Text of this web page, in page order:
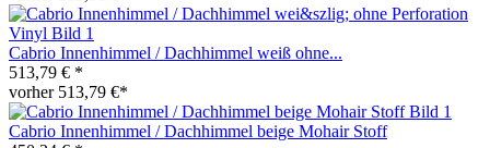
Cabrio Innenhimmel / Dachhimmel weiß ohne...
513,79 € *
vorher 513,79 €*
Cabrio Innenhimmel / Dachhimmel beige Mohair Stoff